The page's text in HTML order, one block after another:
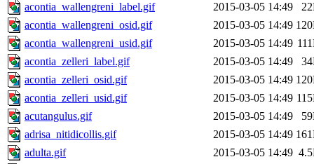
acontia_wallengreni_label.gif
2015-03-05 14:49
acontia_wallengreni_osid.gif
2015-03-05 14:49
acontia_wallengreni_usid.gif
2015-03-05 14:49
acontia_zelleri_label.gif
2015-03-05 14:49
acontia_zelleri_osid.gif
2015-03-05 14:49
acontia_zelleri_usid.gif
2015-03-05 14:49
acutangulus.gif
2015-03-05 14:49
adrisa_nitidicollis.gif
2015-03-05 14:49
adulta.gif
2015-03-05 14:49